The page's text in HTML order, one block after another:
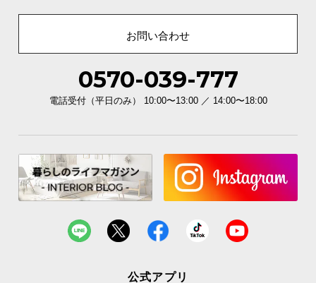
お問い合わせ
0570-039-777
電話受付（平日のみ） 10:00〜13:00 ／ 14:00〜18:00
公式アプリ